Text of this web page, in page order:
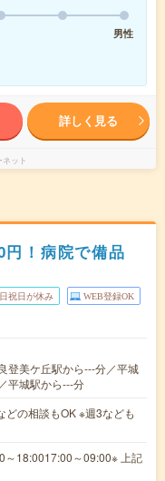
男性
詳しく見る
ット
円！病院で備品
祝日が休み WEB登録OK
登美ケ丘駅から---分／平城
平城駅から---分
どの相談もOK ※週3なども
～18:0017:00～09:00※ 上記